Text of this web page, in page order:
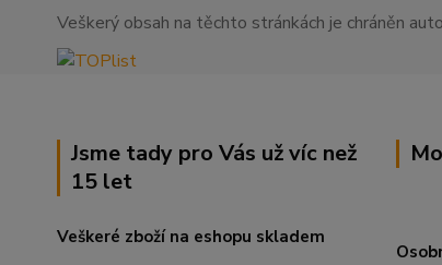
Veškerý obsah na těchto stránkách je chráněn
Jsme tady pro Vás už víc než
15 let
Veškeré zboží na eshopu skladem